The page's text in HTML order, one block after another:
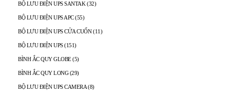
BỘ LƯU ĐIỆN UPS SANTAK (32)
BỘ LƯU ĐIỆN UPS APC (55)
BỘ LƯU ĐIỆN UPS CỬA CUỐN (11)
BỘ LƯU ĐIỆN UPS (151)
BÌNH ẮC QUY GLOBE (5)
BÌNH ẮC QUY LONG (29)
BỘ LƯU ĐIỆN UPS CAMERA (8)